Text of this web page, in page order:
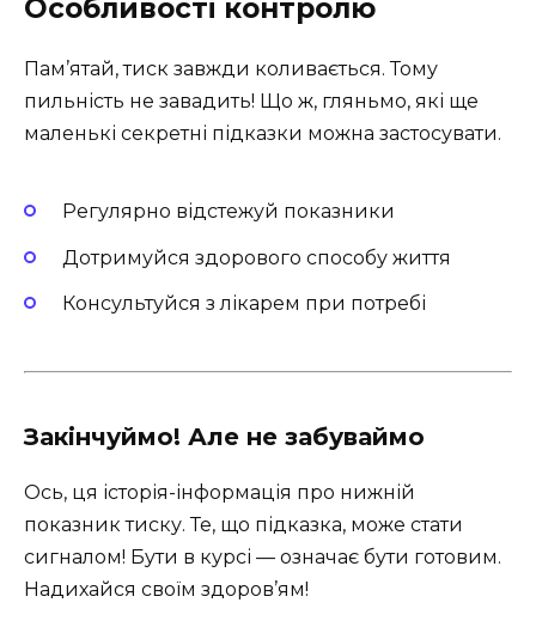
Особливості контролю
Пам’ятай, тиск завжди коливається. Тому
пильність не завадить! Що ж, гляньмо, які ще
маленькі секретні підказки можна застосувати.
Регулярно відстежуй показники
Дотримуйся здорового способу життя
Консультуйся з лікарем при потребі
Закінчуймо! Але не забуваймо
Ось, ця історія-інформація про нижній
показник тиску. Те, що підказка, може стати
сигналом! Бути в курсі — означає бути готовим.
Надихайся своїм здоров’ям!